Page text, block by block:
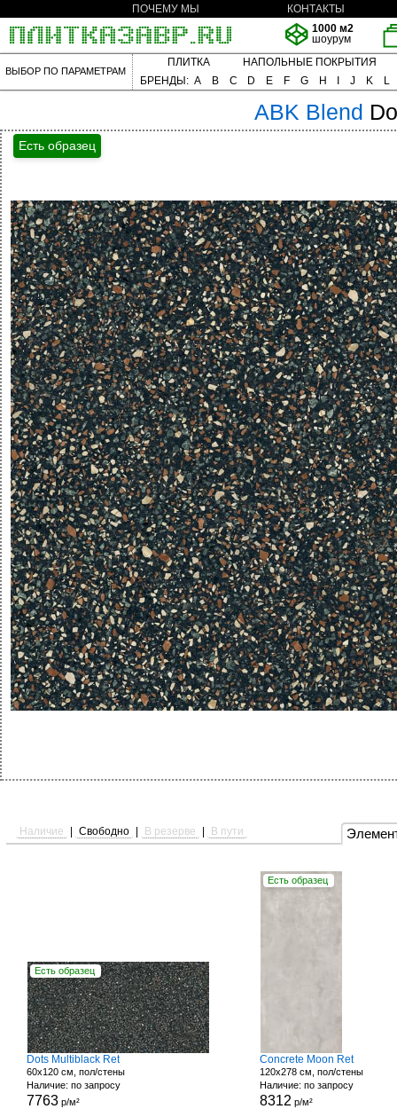
ПОЧЕМУ МЫ
КОНТАКТЫ
1000 м2
шоурум
ВЫБОР ПО ПАРАМЕТРАМ
ПЛИТКА
НАПОЛЬНЫЕ ПОКРЫТИЯ
БРЕНДЫ: A B C D E F G H J K L
ABK Blend
Есть образец
Наличие Свободно В резерве В пути
Есть образец
Dots Multiblack Ret
60x120 см, пол/стены
Наличие: по запросу
7763 р/м²
Есть образец
Concrete Moon Ret
120x278 см, пол/стены
Наличие: по запросу
8312 р/м²